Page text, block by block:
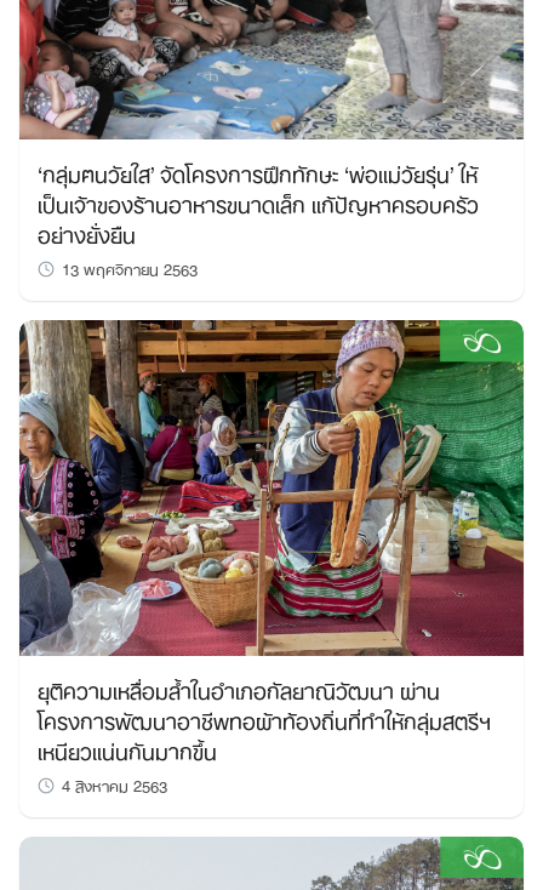
‘กลุ่มฅนวัยใส’ จัดโครงการฝึกทักษะ ‘พ่อแม่วัยรุ่น’ ให้
เป็นเจ้าของร้านอาหารขนาดเล็ก แก้ปัญหาครอบครัว
อย่างยั่งยืน
13 พฤศจิกายน 2563
ยุติความเหลื่อมล้ำในอำเภอกัลยาณิวัฒนา ผ่าน
โครงการพัฒนาอาชีพทอผ้าท้องถิ่นที่ทำให้กลุ่มสตรีฯ
เหนียวแน่นกันมากขึ้น
4 สิงหาคม 2563